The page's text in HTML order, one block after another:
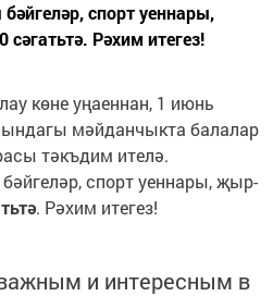
спорт уеннары,
Рәхим итегез!
көне уңаеннан, 1 июнь
мәйданчыкта балалар
тәкъдим ителә.
спорт уеннары, җыр-
. Рәхим итегез!
и интересным в